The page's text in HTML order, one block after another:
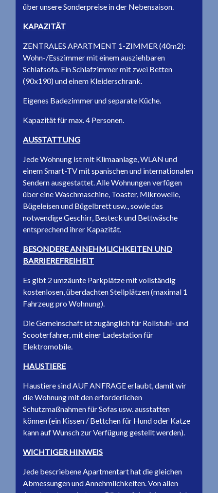
über unsere Sonderpreise in der Nebensaison.
KAPAZITÄT
ZENTRALES APARTMENT 1-ZIMMER (40m2):
Wohn-/Esszimmer mit einem ausziehbaren
Schlafsofa. Ein Schlafzimmer mit zwei Betten
(90x190) und einem Kleiderschrank.
Eigenes Badezimmer und separate Küche.
Kapazität für max. 4 Personen.
AUSSTATTUNG
Jede Wohnung ist mit Klimaanlage, WLAN und
einem Smart-TV mit spanischen und internationalen
Sendern ausgestattet. Alle Wohnungen verfügen
über eine Waschmaschine, Toaster, Mikrowelle,
Bügeleisen und Bügelbrett usw., sowie das
notwendige Geschirr, Besteck und Bettwäsche
entsprechend ihrer Kapazität.
BESONDERE ANNEHMLICHKEITEN UND
BARRIEREFREIHEIT
Es gibt 2 umzäunte Parkplätze mit vollständig
kostenlosen, überdachten Stellplätzen (maximal 1
Fahrzeug pro Wohnung).
Die Gemeinschaft ist zugänglich für Rollstuhl- und
Scooterfahrer, mit einer Ladestation für
Elektromobile.
HAUSTIERE
Haustiere sind AUF ANFRAGE erlaubt, damit wir
die Wohnung mit den erforderlichen
Schutzmaßnahmen für Sofas usw. ausstatten
können (ein Kissen / Bettchen für Hund oder Katze
kann auf Wunsch zur Verfügung gestellt werden).
WICHTIGER HINWEIS
Jede bescriebene Apartmentart hat die gleichen
Abmessungen und Annehmlichkeiten. Von allen